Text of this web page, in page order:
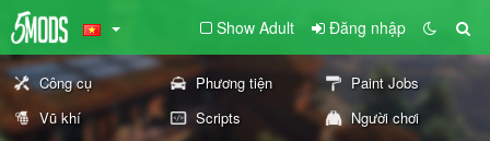
Show Adult Đăng nhập
Công cụ Phương tiện
Paint Jobs
Vũ khí
Scripts
Người chơi